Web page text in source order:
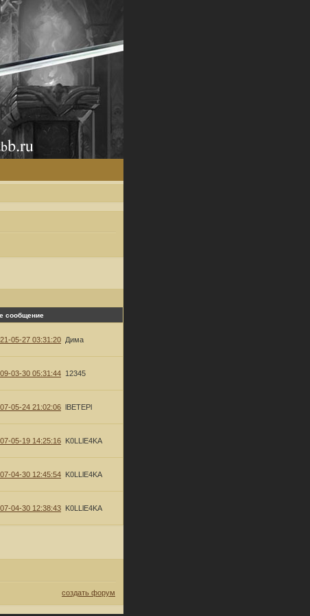
сообщение
05-27 03:31:20 Дима
03-30 05:31:44 12345
05-24 21:02:06 lBETEPl
05-19 14:25:16 K0LLlE4KA
04-30 12:45:54 K0LLlE4KA
04-30 12:38:43 K0LLlE4KA
создать форум